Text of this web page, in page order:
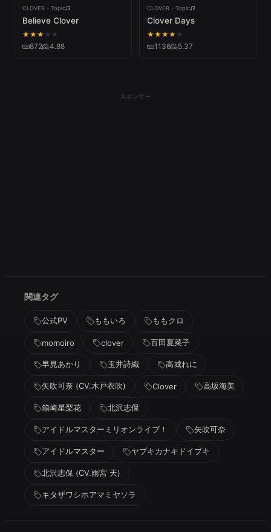
CLOVER - Topic
Believe Clover
★★★ ★ ★
872 4.88
CLOVER - Topic
Clover Days
★★★★ ★
1136 5.37
スポンサー
関連タグ
公式PV ももいろ ももクロ
momoiro clover 百田夏菜子
早見あかり 玉井詩織 高城れに
矢吹可奈 (CV.木戸衣吹) Clover 高坂海美
箱崎星梨花 北沢志保
アイドルマスターミリオンライブ！ 矢吹可奈
アイドルマスター ヤブキカナキドイブキ
北沢志保 (CV.雨宮 天)
キタザワシホアマミヤソラ